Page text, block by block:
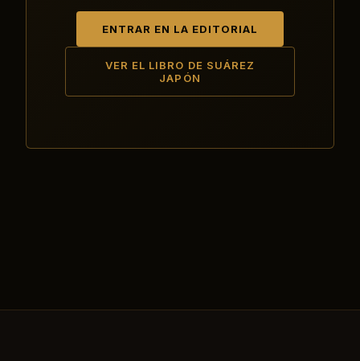
ENTRAR EN LA EDITORIAL
VER EL LIBRO DE SUÁREZ
JAPÓN